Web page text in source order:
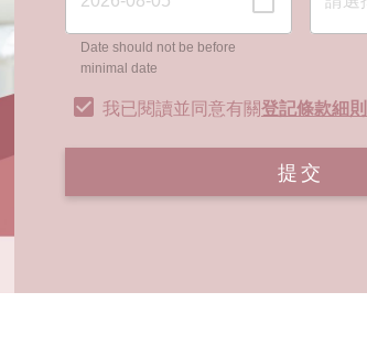
Date should not be before
minimal date
我已閱讀並同意有關登記條款細則
提交